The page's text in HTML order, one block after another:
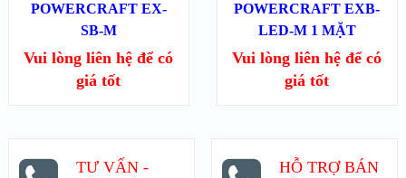
XEM CHI TIẾT
POWERCRAFT EX-
SB-M
Vui lòng liên hệ để có
giá tốt
XEM CHI TIẾT
POWERCRAFT EXB-
LED-M 1 MẶT
Vui lòng liên hệ để có
giá tốt
TƯ VẤN -
HỖ TRỢ BÁN